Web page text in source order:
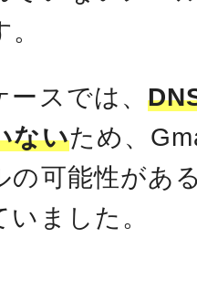
ースでは、
ないため、
の可能性があ
ました。